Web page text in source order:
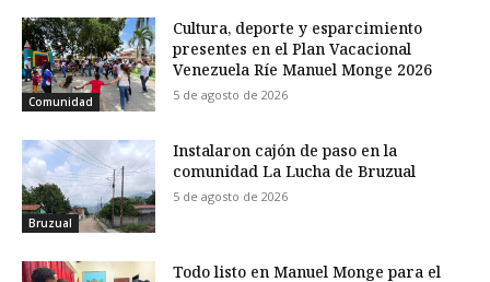
Comunidad
Cultura, deporte y esparcimiento
presentes en el Plan Vacacional
Venezuela Ríe Manuel Monge 2026
5 de agosto de 2026
Bruzual
Instalaron cajón de paso en la
comunidad La Lucha de Bruzual
5 de agosto de 2026
Todo listo en Manuel Monge para el